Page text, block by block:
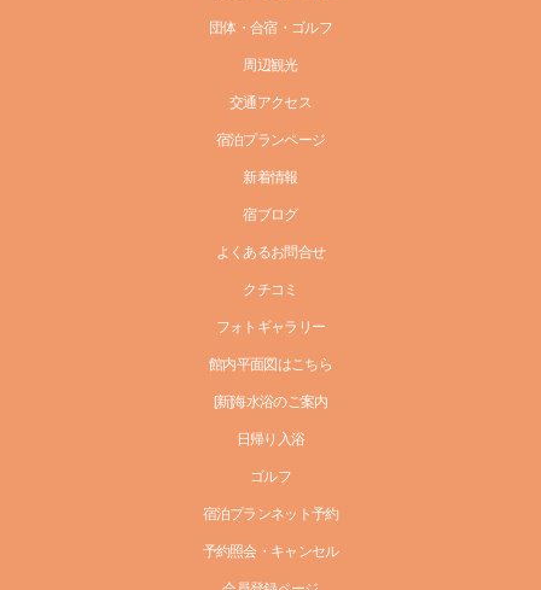
団体・合宿・ゴルフ
周辺観光
交通アクセス
宿泊プランページ
新着情報
宿ブログ
よくあるお問合せ
クチコミ
フォトギャラリー
館内平面図はこちら
[新]海水浴のご案内
日帰り入浴
ゴルフ
宿泊プランネット予約
予約照会・キャンセル